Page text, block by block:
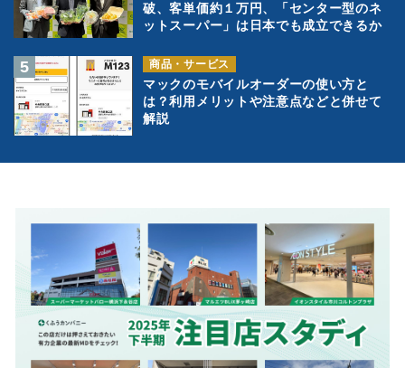
破、客単価約１万円、「センター型のネ
ットスーパー」は日本でも成立できるか
商品・サービス
マックのモバイルオーダーの使い方と
は？利用メリットや注意点などと併せて
解説